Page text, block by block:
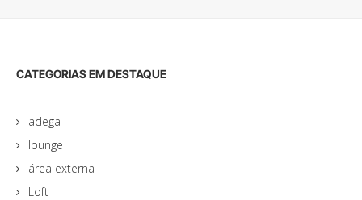
CATEGORIAS EM DESTAQUE
adega
lounge
área externa
Loft